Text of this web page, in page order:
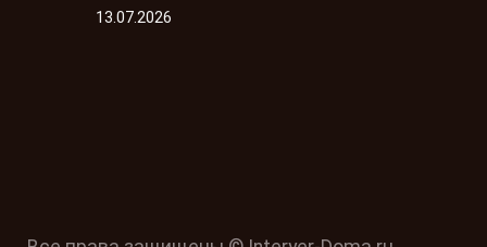
13.07.2026